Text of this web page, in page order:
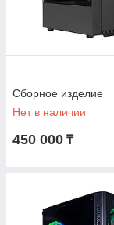
Сборное изделие
Нет в наличии
450 000 ₸